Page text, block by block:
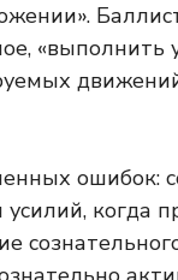
ошибок:
когда